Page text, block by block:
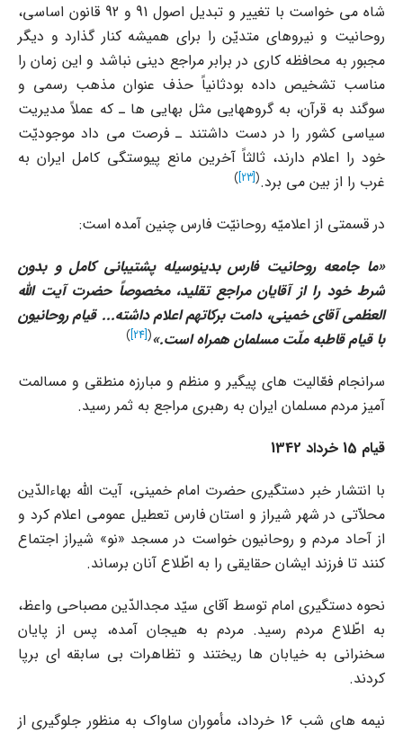
شاه مى خواست با تغییر و تبدیل اصول 91 و 92 قانون اساسى،
روحانیت و نیروهاى متدیّن را براى همیشه کنار گذارد و دیگر
مجبور به محافظه کارى در برابر مراجع دینى نباشد و این زمان را
مناسب تشخیص داده بودثانیاً حذف عنوان مذهب رسمى و
سوگند به قرآن، به گروههایى مثل بهایى ها ـ که عملاً مدیریت
سیاسى کشور را در دست داشتند ـ فرصت مى داد موجودیّت
خود را اعلام دارند، ثالثاً آخرین مانع پیوستگى کامل ایران به
غرب را از بین مى برد.(
[23]
)
در قسمتى از اعلامیّه روحانیّت فارس چنین آمده است:
«ما جامعه روحانیت فارس بدینوسیله پشتیبانى کامل و بدون
شرط خود را از آقایان مراجع تقلید، مخصوصاً حضرت آیت الله
العظمى آقاى خمینى، دامت برکاتهم اعلام داشته... قیام روحانیون
با قیام قاطبه ملّت مسلمان همراه است.»
(
[24]
)
سرانجام فعّالیت هاى پیگیر و منظم و مبارزه منطقى و مسالمت
آمیز مردم مسلمان ایران به رهبرى مراجع به ثمر رسید.
قیام 15 خرداد 1342
با انتشار خبر دستگیرى حضرت امام خمینى، آیت الله بهاءالدّین
محلاّتى در شهر شیراز و استان فارس تعطیل عمومى اعلام کرد و
از آحاد مردم و روحانیون خواست در مسجد «نو» شیراز اجتماع
کنند تا فرزند ایشان حقایقى را به اطّلاع آنان برساند.
نحوه دستگیرى امام توسط آقاى سیّد مجدالدّین مصباحى واعظ،
به اطّلاع مردم رسید. مردم به هیجان آمده، پس از پایان
سخنرانى به خیابان ها ریختند و تظاهرات بى سابقه اى برپا
کردند.
نیمه هاى شب 16 خرداد، مأموران ساواک به منظور جلوگیرى از